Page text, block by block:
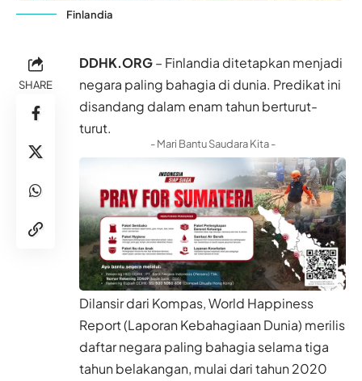
Finlandia
SHARE
DDHK.ORG– Finlandia ditetapkan menjadi
negara paling bahagia di dunia. Predikat ini
disandang dalam enam tahun berturut-
turut.
- Mari Bantu Saudara Kita -
Dilansir dari Kompas, World Happiness
Report (Laporan Kebahagiaan Dunia) merilis
daftarnegara paling bahagia selama tiga
tahun belakangan, mulai dari tahun 2020